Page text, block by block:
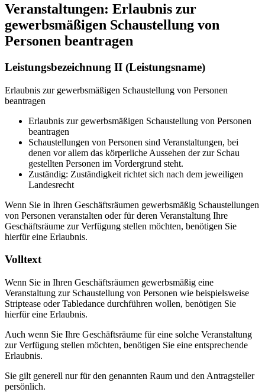
Veranstaltungen: Erlaubnis zur
gewerbsmäßigen Schaustellung von
Personen beantragen
Leistungsbezeichnung II (Leistungsname)
Erlaubnis zur gewerbsmäßigen Schaustellung von Personen
beantragen
Erlaubnis zur gewerbsmäßigen Schaustellung von Personen
beantragen
Schaustellungen von Personen sind Veranstaltungen, bei
denen vor allem das körperliche Aussehen der zur Schau
gestellten Personen im Vordergrund steht.
Zuständig: Zuständigkeit richtet sich nach dem jeweiligen
Landesrecht
Wenn Sie in Ihren Geschäftsräumen gewerbsmäßig Schaustellungen
von Personen veranstalten oder für deren Veranstaltung Ihre
Geschäftsräume zur Verfügung stellen möchten, benötigen Sie
hierfür eine Erlaubnis.
Volltext
Wenn Sie in Ihren Geschäftsräumen gewerbsmäßig eine
Veranstaltung zur Schaustellung von Personen wie beispielsweise
Striptease oder Tabledance durchführen wollen, benötigen Sie
hierfür eine Erlaubnis.
Auch wenn Sie Ihre Geschäftsräume für eine solche Veranstaltung
zur Verfügung stellen möchten, benötigen Sie eine entsprechende
Erlaubnis.
Sie gilt generell nur für den genannten Raum und den Antragsteller
persönlich.